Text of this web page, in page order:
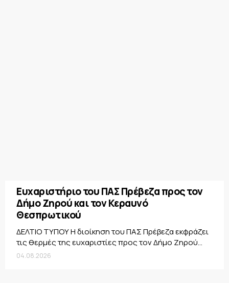
Ευχαριστήριο του ΠΑΣ Πρέβεζα προς τον
Δήμο Ζηρού και τον Κεραυνό
Θεσπρωτικού
ΔΕΛΤΙΟ ΤΥΠΟΥ Η διοίκηση του ΠΑΣ Πρέβεζα εκφράζει
τις θερμές της ευχαριστίες προς τον Δήμο Ζηρού...
04.08.2026